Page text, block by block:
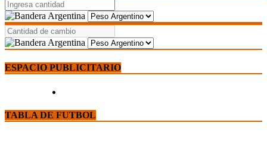
ESPACIO PUBLICITARIO
TABLA DE FUTBOL